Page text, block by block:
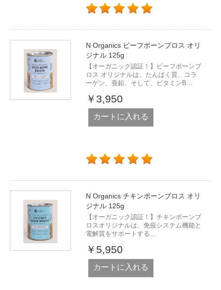
N Organics ビーフボーンブロス オリ
ジナル 125g
【オーガニック認証！】ビーフボーンブ
ロス オリジナルは、たんぱく質、コラ
ーゲン、亜鉛、そして、ビタミンB...
￥3,950
カートに入れる
N Organics チキンボーンブロス オリ
ジナル 125g
【オーガニック認証！】チキンボーンブ
ロスオリジナルは、免疫システム機能と
電解質をサポートする...
￥5,950
カートに入れる